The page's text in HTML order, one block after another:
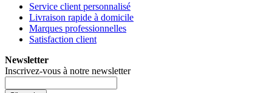
Service client personnalisé
Livraison rapide à domicile
Marques professionnelles
Satisfaction client
Newsletter
Inscrivez-vous à notre newsletter